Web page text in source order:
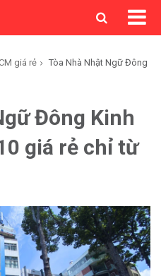
giá rẻ
Tòa Nhà Nhật Ngữ Đông
Đông Kinh
giá rẻ chỉ từ